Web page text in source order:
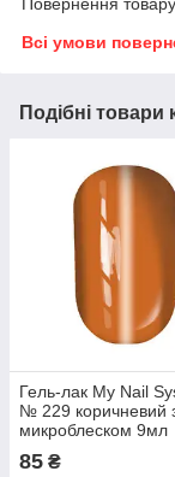
Повернення
Всі умови
Подібні товари
Гель-лак My Nail
№ 229 коричневий
микроблеском 9мл
85 ₴